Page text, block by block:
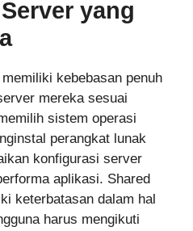
yang
kebebasan penuh
mereka sesuai
sistem operasi
perangkat lunak
konfigurasi server
aplikasi. Shared
keterbatasan dalam hal
harus mengikuti